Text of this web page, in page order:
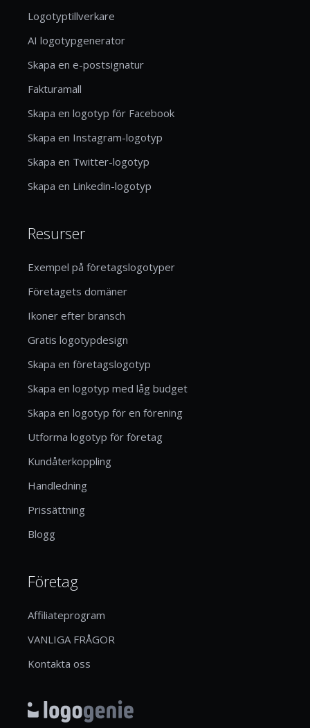
Logotyptillverkare
AI logotypgenerator
Skapa en e-postsignatur
Fakturamall
Skapa en logotyp för Facebook
Skapa en Instagram-logotyp
Skapa en Twitter-logotyp
Skapa en Linkedin-logotyp
Resurser
Exempel på företagslogotyper
Företagets domäner
Ikoner efter bransch
Gratis logotypdesign
Skapa en företagslogotyp
Skapa en logotyp med låg budget
Skapa en logotyp för en förening
Utforma logotyp för företag
Kundåterkoppling
Handledning
Prissättning
Blogg
Företag
Affiliateprogram
VANLIGA FRÅGOR
Kontakta oss